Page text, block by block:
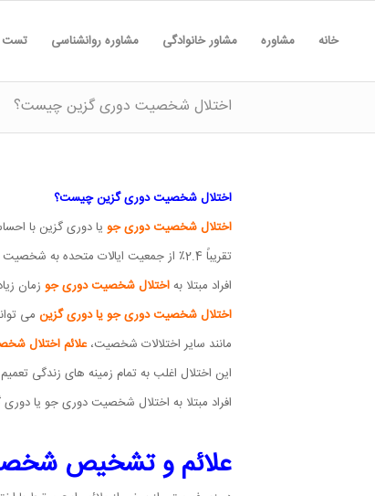
خانه مشاوره مشاور خانوادگی مشاوره روانشناسی تست
اختلال شخصیت دوری گزین چیست؟
اختلال شخصیت دوری گزین چیست؟
اختلال شخصیت دوری جو یا دوری گزین با
تقریباً 2.4٪ از جمعیت ایالات متحده به شخصیت دوری جو مبتلا هستند و به نظر می رسد که مردان و زنان را به طور مساوی تحت تأثیر قرار می دهد.
افراد مبتلا بهاختلال شخصیت دوری جو زمان
اختلال شخصیت دوری جو یا دوری گزین می
مانند سایر اختلالات شخصیت،علائم اختلال
این اختلال اغلب به تمام زمینه های زندگی
افراد مبتلا به اختلال شخصیت دوری جو یا
علائم و تشخیص